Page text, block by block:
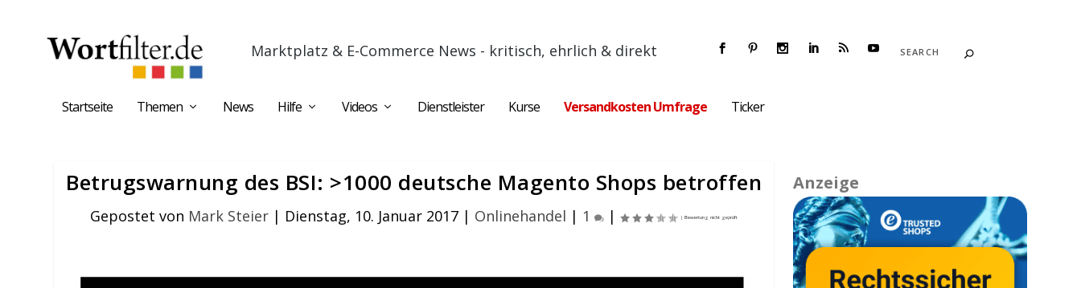
Marktplatz & E-Commerce News - kritisch, ehrlich & direkt
Startseite Themen News Hilfe Videos Dienstleister Kurse Versandkosten Umfrage Ticker
Betrugswarnung des BSI: >1000 deutsche Magento Shops betroffen
Gepostet von Mark Steier | Dienstag, 10. Januar 2017 | Onlinehandel | 1 |
Anzeige